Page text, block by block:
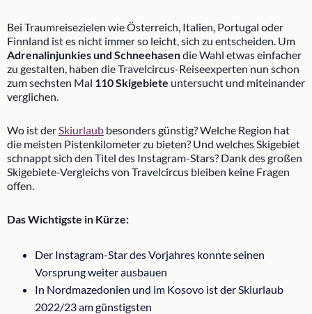
Bei Traumreisezielen wie Österreich, Italien, Portugal oder
Finnland ist es nicht immer so leicht, sich zu entscheiden. Um
Adrenalinjunkies und Schneehasendie Wahl etwas einfacher
zu gestalten, haben die Travelcircus-Reiseexperten nun schon
zum sechsten Mal 110 Skigebiete untersucht und miteinander
verglichen.
Wo ist derSkiurlaub besonders günstig? Welche Region hat
die meisten Pistenkilometer zu bieten? Und welches Skigebiet
schnappt sich den Titel des Instagram-Stars? Dank des großen
Skigebiete-Vergleichs von Travelcircus bleiben keine Fragen
offen.
Das Wichtigste in Kürze:
Der Instagram-Star des Vorjahres konnte seinen
Vorsprung weiter ausbauen
In Nordmazedonien und im Kosovo ist der Skiurlaub
2022/23 am günstigsten